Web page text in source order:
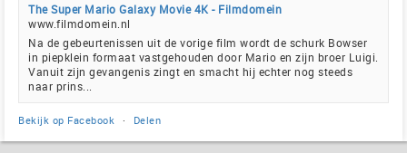
The Super Mario Galaxy Movie 4K - Filmdomein
www.filmdomein.nl
Na de gebeurtenissen uit de vorige film wordt de schurk Bowser
in piepklein formaat vastgehouden door Mario en zijn broer Luigi.
Vanuit zijn gevangenis zingt en smacht hij echter nog steeds
naar prins...
Bekijk op Facebook · Delen